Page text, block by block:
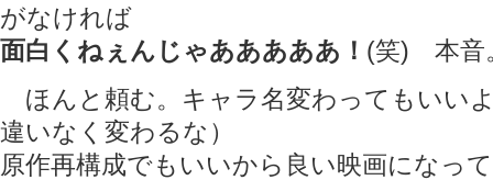
がなければ
面白くねぇんじゃあああああ！ (笑) 本音
ほんと頼む。キャラ名変わってもいい
違いなく変わるな）
原作再構成でもいいから良い映画になっ